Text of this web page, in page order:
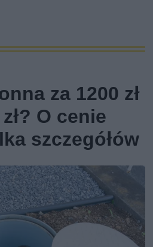
za 1200 zł
O cenie
szczegółów